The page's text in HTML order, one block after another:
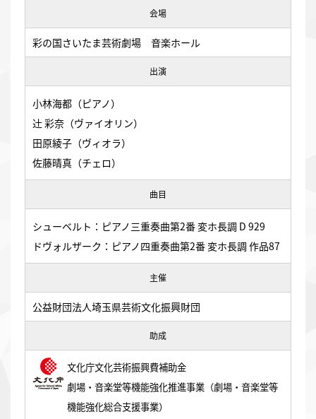
会場
彩の国さいたま芸術劇場 音楽ホール
出演
小林海都（ピアノ）
辻󠄀 彩奈（ヴァイオリン）
田原綾子（ヴィオラ）
佐藤晴真（チェロ）
曲目
シューベルト：ピアノ三重奏曲第2番 変ホ長調 D 929
ドヴォルザーク：ピアノ四重奏曲第2番 変ホ長調 作品87
主催
公益財団法人埼玉県芸術文化振興財団
助成
文化庁文化芸術振興費補助金
劇場・音楽堂等機能強化推進事業（劇場・音楽堂等
機能強化総合支援事業）